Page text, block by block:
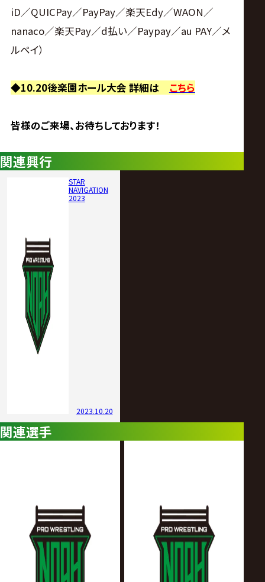
iD／QUICPay／PayPay／楽天Edy／WAON／
nanaco／楽天Pay／d払い／Paypay／au PAY／メ
ルペイ）
◆10.20後楽園ホール大会 詳細は こちら
皆様のご来場、お待ちしております！
関連興行
STAR
NAVIGATION
2023
2023.10.20
関連選手